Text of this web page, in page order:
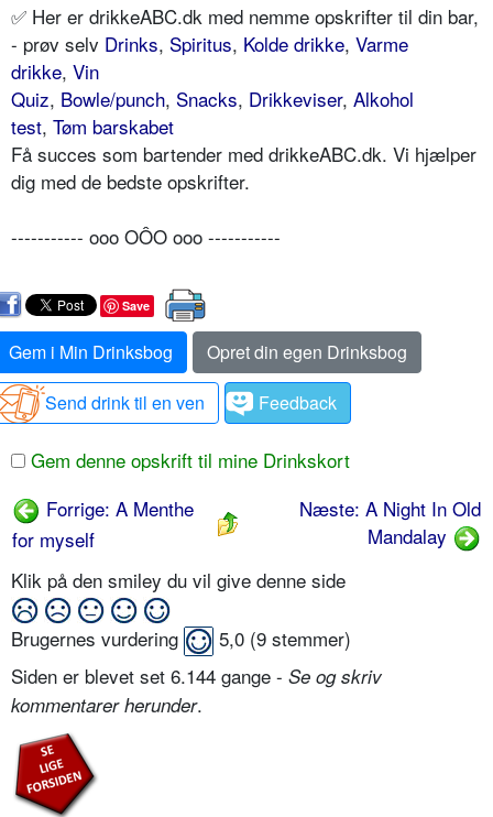
✅ Her er drikkeABC.dk med nemme opskrifter til din bar,
- prøv selv Drinks, Spiritus, Kolde drikke, Varme
drikke, Vin
Quiz, Bowle/punch, Snacks, Drikkeviser, Alkohol
test, Tøm barskabet
Få succes som bartender med drikkeABC.dk. Vi hjælper
dig med de bedste opskrifter.
----------- ooo OÔO ooo -----------
Save
Gem i Min Drinksbog
Opret din egen Drinksbog
Send drink til en ven
Feedback
Gem denne opskrift til mine Drinkskort
Forrige: A Menthe
for myself
Næste: A Night In Old
Mandalay
Klik på den smiley du vil give denne side
Brugernes vurdering 5,0 (9 stemmer)
Siden er blevet set 6.144 gange - Se og skriv
kommentarer herunder.